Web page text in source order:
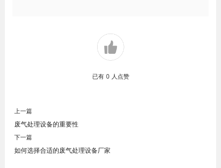
已有 0 人点赞
上一篇
废气处理设备的重要性
下一篇
如何选择合适的废气处理设备厂家